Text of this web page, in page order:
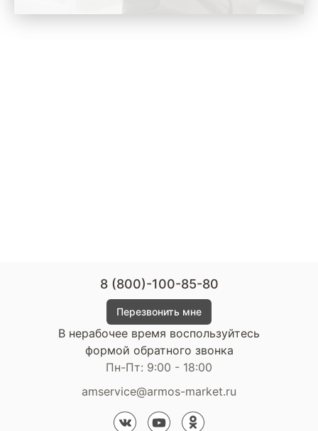
8 (800)-100-85-80
Перезвонить мне
В нерабочее время воспользуйтесь
формой обратного звонка
Пн-Пт: 9:00 - 18:00
amservice@armos-market.ru